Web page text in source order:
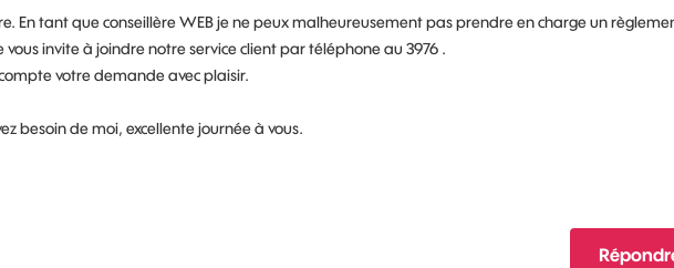
En tant que conseillère WEB je ne peux malheureusement pas prendre en charge un
vous invite à joindre notre service client par téléphone au 3976 .
votre demande avec plaisir.
besoin de moi, excellente journée à vous.